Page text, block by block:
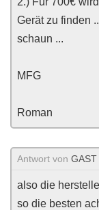
Gerät zu finden
schaun ...
MFG
Roman
Antwort von GAST
also die
so die besten